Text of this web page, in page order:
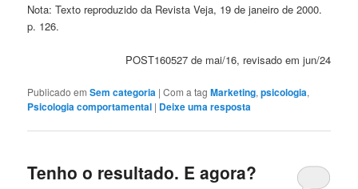
Nota: Texto reproduzido da Revista Veja, 19 de janeiro de 2000.
p. 126.
POST160527 de mai/16, revisado em jun/24
Publicado em Sem categoria |Com a tagMarketing,psicologia,
Psicologia comportamental | Deixe uma resposta
Tenho o resultado. E agora?